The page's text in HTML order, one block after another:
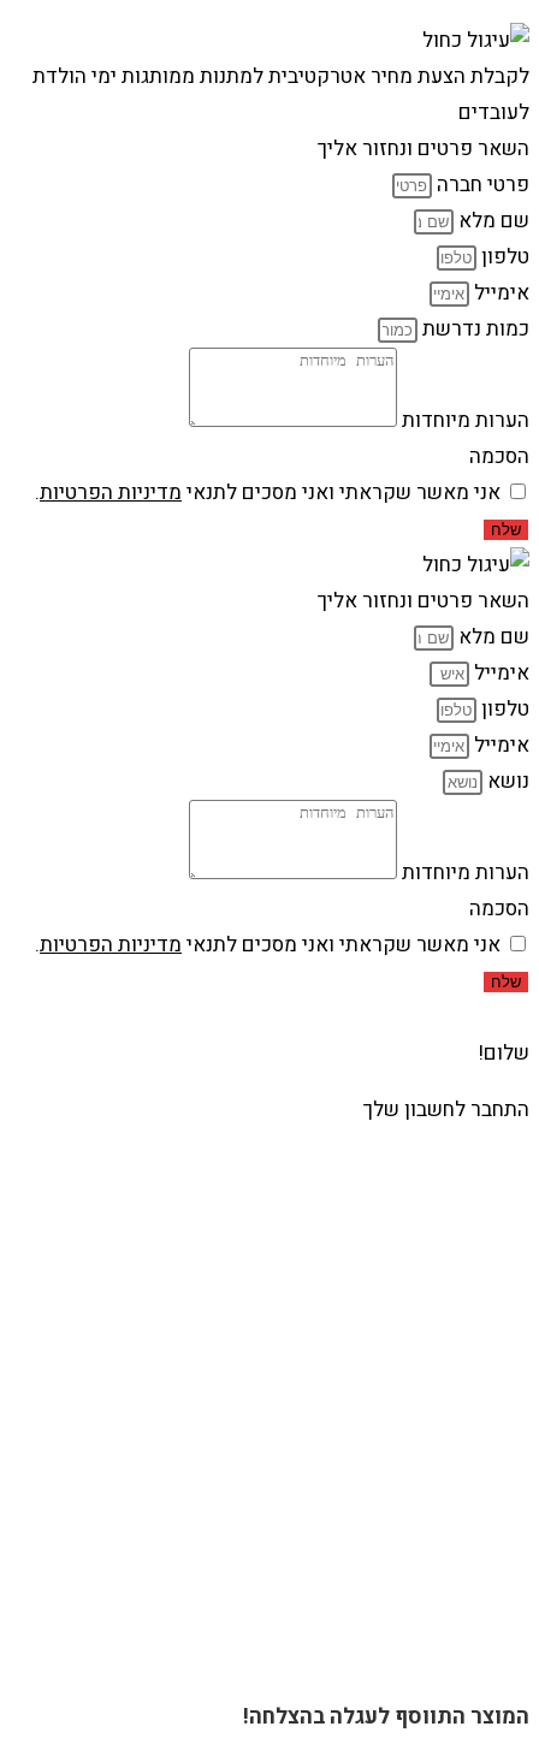
לקבלת הצעת מחיר אטרקטיבית למתנות ממותגות ימי הולדת
לעובדים
השאר פרטים ונחזור אליך
פרטי חברה
שם מלא
טלפון
אימייל
כמות נדרשת
הערות מיוחדות
הסכמה
אני מאשר שקראתי ואני מסכים לתנאי מדיניות הפרטיות.
שלח
השאר פרטים ונחזור אליך
שם מלא
אימייל
טלפון
אימייל
נושא
הערות מיוחדות
הסכמה
אני מאשר שקראתי ואני מסכים לתנאי מדיניות הפרטיות.
שלח
שלום!
התחבר לחשבון שלך
המוצר התווסף לעגלה בהצלחה!